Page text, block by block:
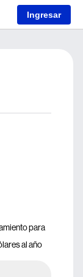
Ingresar
para
al año